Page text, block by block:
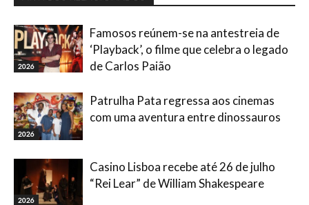
2026
Famosos reúnem-se na antestreia de
‘Playback’, o filme que celebra o legado
de Carlos Paião
2026
Patrulha Pata regressa aos cinemas
com uma aventura entre dinossauros
2026
Casino Lisboa recebe até 26 de julho
“Rei Lear” de William Shakespeare